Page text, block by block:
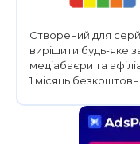
Створений для
вирішити будь-яке
медіабаєри та
1 місяць